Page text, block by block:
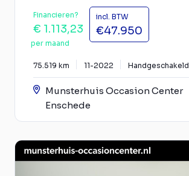
Financieren?
€ 1.113,23
per maand
incl. BTW
€47.950
75.519 km 11-2022 Handgeschakeld
Munsterhuis Occasion Center
Enschede